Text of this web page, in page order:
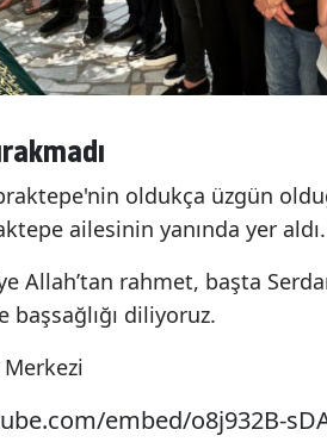
oldukça üzgün
ailesinin yanında yer aldı.
Allah’tan rahmet, başta
başsağlığı diliyoruz.
embed/o8j932B-